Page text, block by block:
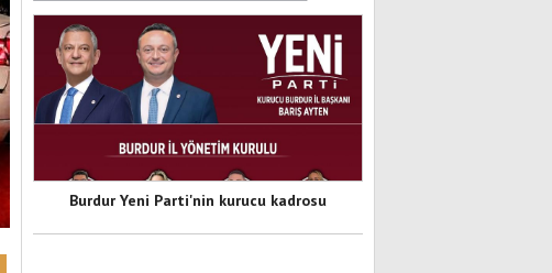
Burdur Yeni Parti'nin kurucu kadrosu